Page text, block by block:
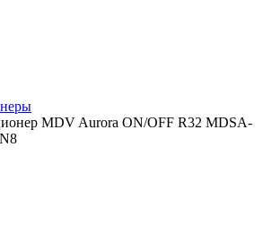
MDV Aurora ON/OFF R32 MDSA-